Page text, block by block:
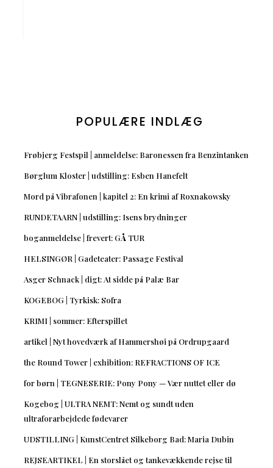
POPULÆRE INDLÆG
Frøbjerg Festspil | anmeldelse: Baronessen fra Benzintanken
Børglum Kloster | udstilling: Esben Hanefelt
Mord på Vibrafonen | kapitel 2: En krimi af Roxnakowsky
RUNDETAARN | udstilling: Isens brydninger
boganmeldelse | frevert: GÅ TUR
HELSINGØR | Gadeteater: Passage Festival
Asger Schnack | digt: At sidde på Palæ Bar
KOGEBOG | Tyrkisk: Sofra
KRIMI | sommer: Efterspillet
artikel | Nyt hovedværk af Hammershøi på Ordrupgaard
the Round Tower | exhibition: REFRACTIONS OF ICE
for børn | TEGNESERIE: Pony Pony — Vær nuttet eller dø
Kogebog | ULTRA NEMT: Nemt og sundt uden
ultraforarbejdede fødevarer
UDSTILLING | KunstCentret Silkeborg Bad: Maria Dubin
REJSEARTIKEL | En storslået og tankevækkende rejse til